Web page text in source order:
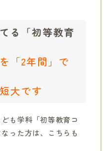
る「初等教育
「2年間」で
大です
も学科「初等教育コ
った方は、こちらも